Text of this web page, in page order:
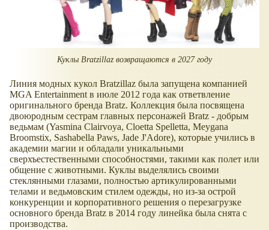
Куклы Bratzillaz возвращаются в 2027 году
Линия модных кукол Bratzillaz была запущена компанией
MGA Entertainment в июле 2012 года как ответвление
оригинального бренда Bratz. Коллекция была посвящена
двоюродным сестрам главных персонажей Bratz - добрым
ведьмам (Yasmina Clairvoya, Cloetta Spelletta, Meygana
Broomstix, Sashabella Paws, Jade J'Adore), которые учились в
академии магии и обладали уникальными
сверхъестественными способностями, такими как полет или
общение с животными. Куклы выделялись своими
стеклянными глазами, полностью артикулированными
телами и ведьмовским стилем одежды, но из-за острой
конкуренции и корпоративного решения о перезагрузке
основного бренда Bratz в 2014 году линейка была снята с
производства.